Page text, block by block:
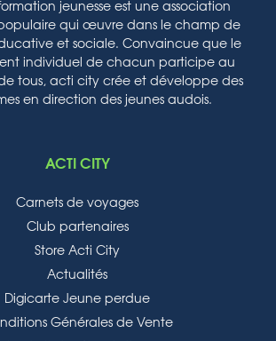
jeunesse est une association
qui œuvre dans le champ de
et sociale. Convaincue que le
individuel de chacun participe au
tous, acti city crée et développe des
en direction des jeunes audois.
ACTI CITY
Carnets de voyages
Club partenaires
Store Acti City
Actualités
Digicarte Jeune perdue
Générales de Vente